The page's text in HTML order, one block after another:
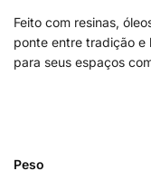
Feito com resinas,
ponte entre tradição e
para seus espaços
Peso